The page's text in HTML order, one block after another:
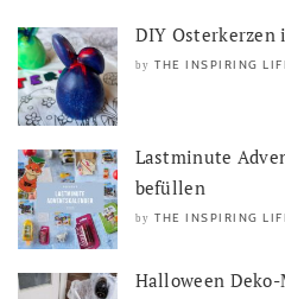
DIY Osterkerzen
by THE INSPIRING
Lastminute
befüllen
by THE INSPIRING
Halloween